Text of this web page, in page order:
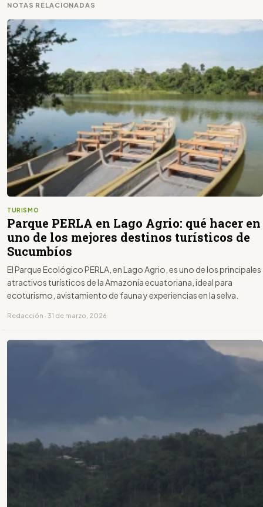
NOTAS RELACIONADAS
TURISMO
Parque PERLA en Lago Agrio: qué hacer en
uno de los mejores destinos turísticos de
Sucumbíos
El Parque Ecológico PERLA, en Lago Agrio, es uno de los principales
atractivos turísticos de la Amazonía ecuatoriana, ideal para
ecoturismo, avistamiento de fauna y experiencias en la selva.
Redacción · 31 de marzo, 2026